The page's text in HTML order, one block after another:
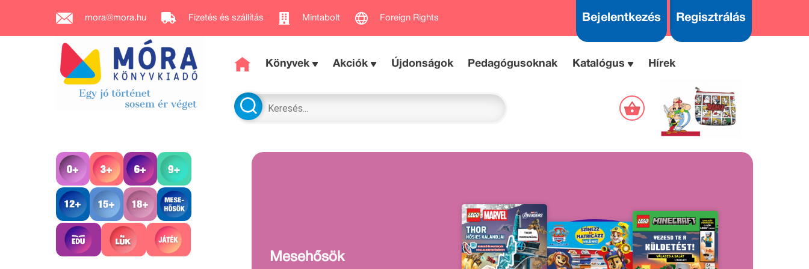
mora@mora.hu Fizetés és szállítás Mintabolt Foreign Rights Bejelentkezés Regisztrálás
Könyvek Akciók Újdonságok Pedagógusoknak Katalógus Hírek
Mesehősök